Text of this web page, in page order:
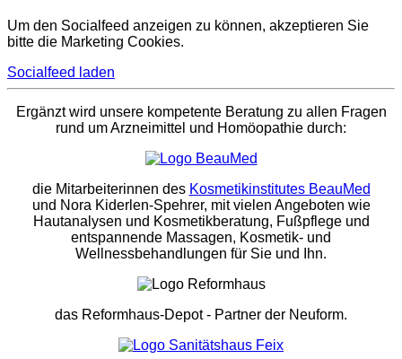
Um den Socialfeed anzeigen zu können, akzeptieren Sie
bitte die Marketing Cookies.
Socialfeed laden
Ergänzt wird unsere kompetente Beratung zu allen Fragen
rund um Arzneimittel und Homöopathie durch:
die Mitarbeiterinnen des Kosmetikinstitutes BeauMed
und Nora Kiderlen-Spehrer, mit vielen Angeboten wie
Hautanalysen und Kosmetikberatung, Fußpflege und
entspannende Massagen, Kosmetik- und
Wellnessbehandlungen für Sie und Ihn.
das Reformhaus-Depot- Partner der Neuform.